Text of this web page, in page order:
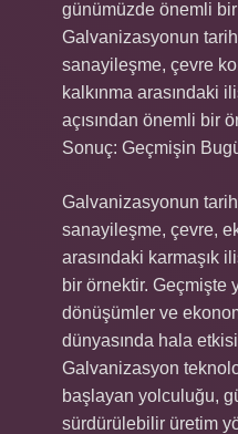
günümüzde önemli
Galvanizasyonun
sanayileşme, çevre
kalkınma arasındaki
açısından önemli bir
Sonuç: Geçmişin
Galvanizasyonun
sanayileşme, çevre,
arasındaki karmaşık
bir örnektir. Geçmişte
dönüşümler ve
dünyasında hala
Galvanizasyon
başlayan yolculuğu,
sürdürülebilir üretim